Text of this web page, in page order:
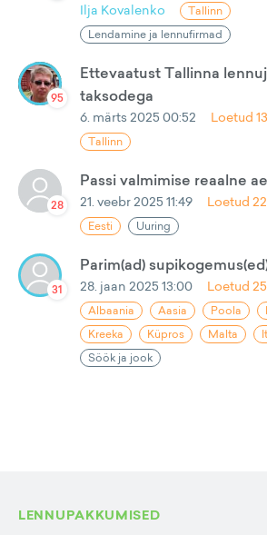
Ilja Kovalenko
Tallinn
Lendamine ja lennufirmad
95
Ettevaatust Tallinna
taksodega
6. märts 2025 00:52 Loetud
Tallinn
28
Passi valmimise reaalne
21. veebr 2025 11:49 Loetud
Eesti Uuring
31
Parim(ad)
28. jaan 2025 13:00 Loetud
Albaania Aasia Poola
Kreeka
Küpros Malta
Söök ja jook
LENNUPAKKUMISED